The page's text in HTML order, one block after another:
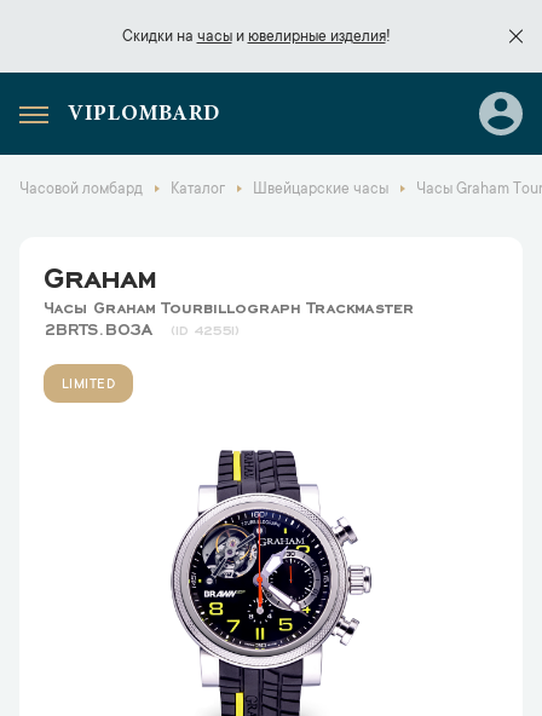
Скидки на часыи ювелирные изделия!
Скидки начасы
VIPLOMBARD
Часовой ломбард Каталог Швейцарские часы Часы Graham
Graham
Часы Graham Tourbillograph Trackmaster
2BRTS.B03A
42551
LIMITED